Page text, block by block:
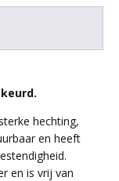
hechting,
en heeft
en is vrij van